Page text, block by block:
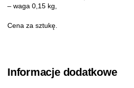
– waga 0,15 kg,
Cena za sztukę.
Informacje dodatkowe